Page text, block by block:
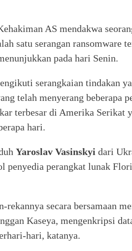
AS mendakwa
satu serangan ransomware
pada hari Senin.
serangkaian tindakan
telah menyerang beberapa
terbesar di Amerika Serikat
hari.
Yaroslav Vasinskyi dari
penyedia perangkat lunak
rekannya secara bersamaan
Kaseya, mengenkripsi
hari, katanya.